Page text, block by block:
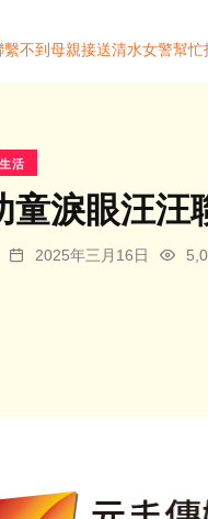
不到母親接送清水女警幫忙
生活
童淚眼汪汪
2025年三月16日